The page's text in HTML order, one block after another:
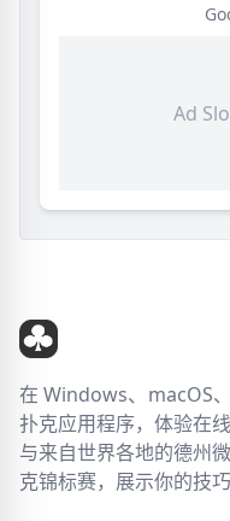
Ad
在 Windows、macOS
扑克应用程序，体验在
与来自世界各地的德州
克锦标赛，展示你的技